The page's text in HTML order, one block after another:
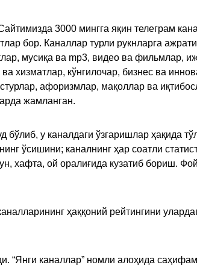
3000 мингга яқин телеграм
бор. Каналлар турли рукнларга
мусиқа ва mp3, видео ва фильмлар,
хизматлар, кўнгилочар, бизнес ва
афоризмлар, мақоллар ва
жамланган.
у каналдаги ўзгаришлар ҳақида
ўсишини; каналнинг ҳар соатли
хафта, ой оралиғида кузатиб бориш.
ҳаққоний рейтингини
каналлар” номли алоҳида